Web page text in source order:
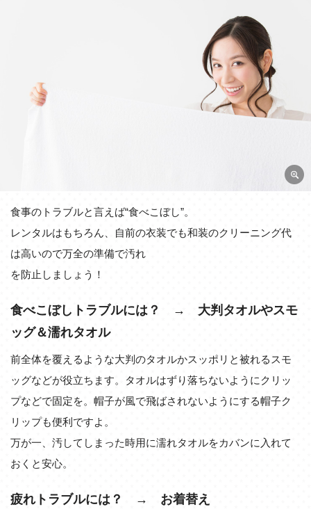
食事のトラブルと言えば“食べこぼし”。
レンタルはもちろん、自前の衣装でも和装のクリーニング代
は高いので万全の準備で汚れ
を防止しましょう！
食べこぼしトラブルには？ → 大判タオルやスモ
ッグ＆濡れタオル
前全体を覆えるような大判のタオルかスッポリと被れるスモ
ッグなどが役立ちます。タオルはずり落ちないようにクリッ
プなどで固定を。帽子が風で飛ばされないようにする帽子ク
リップも便利ですよ。
万が一、汚してしまった時用に濡れタオルをカバンに入れて
おくと安心。
疲れトラブルには？ → お着替え